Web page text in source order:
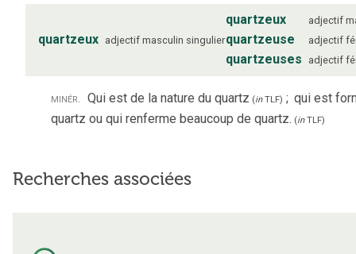
quartzeux adjectif masculin singulier
quartzeux adjectif
quartzeuse adjectif
quartzeuses adjectif
minér. Qui est de la nature du quartz (inTLF) ; qui est
quartz ou qui renferme beaucoup de quartz. (inTLF)
Recherches associées